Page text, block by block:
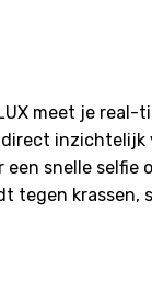
meet je real-
direct inzichtelijk
snelle selfie
tegen krassen,